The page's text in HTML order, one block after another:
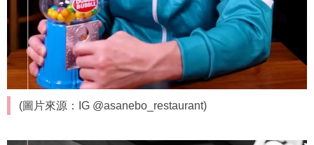
(圖片來源：IG @asanebo_restaurant)